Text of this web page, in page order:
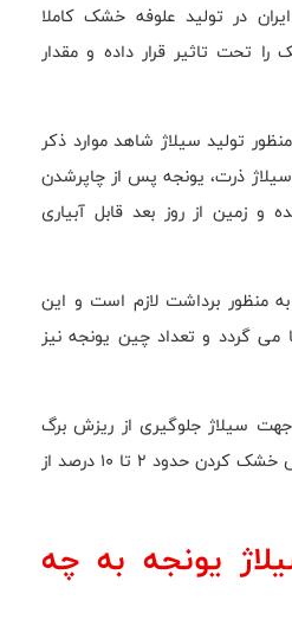
در تولید علوفه خشک کاملا
تحت تاثیر قرار داده و مقدار
تولید سیلاژ شاهد موارد ذکر
ذرت، یونجه پس از چاپرشدن
و زمین از روز بعد قابل آبیاری
منظور برداشت لازم است و این
گردد و تعداد چین یونجه نیز
سیلاژ جلوگیری از ریزش برگ
های یونجه است که در روش خشک کردن حدود 2 تا 10 درصد از
یونجه به چه